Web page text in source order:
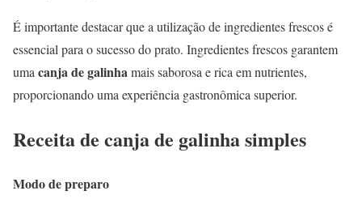
É importante destacar que a utilização de ingredientes frescos é
essencial para o sucesso do prato. Ingredientes frescos garantem
uma canja de galinhamais saborosa e rica em nutrientes,
proporcionando uma experiência gastronômica superior.
Receita de canja de galinha simples
Modo de preparo